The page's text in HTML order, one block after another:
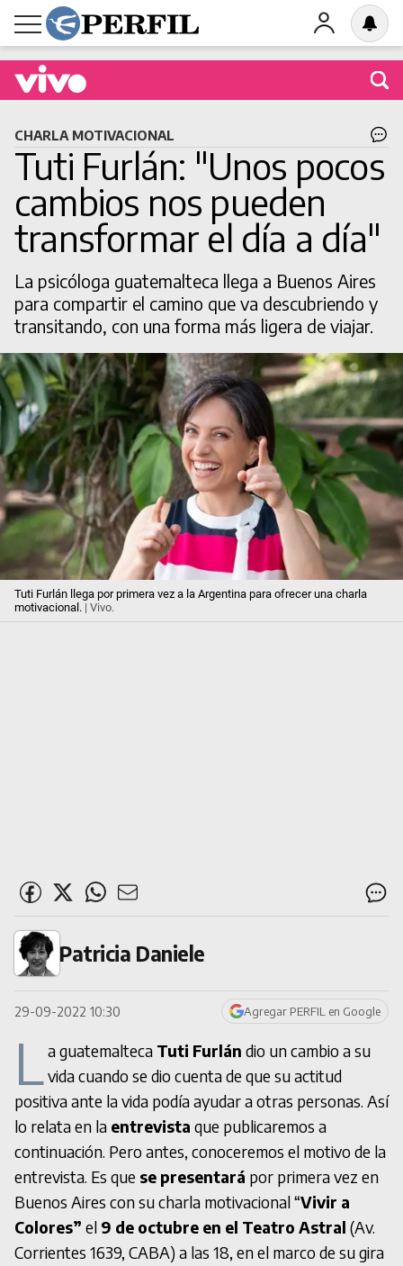
BUSCAR
CHARLA MOTIVACIONAL
Tuti Furlán: "Unos pocos
cambios nos pueden
transformar el día a día"
La psicóloga guatemalteca llega a Buenos Aires
para compartir el camino que va descubriendo y
transitando, con una forma más ligera de viajar.
Tuti Furlán llega por primera vez a la Argentina para ofrecer una charla
motivacional. | Vivo.
Patricia Daniele
29-09-2022 10:30 Agregar PERFIL en Google
La guatemalteca Tuti Furlán dio un cambio a su
vida cuando se dio cuenta de que su actitud
positiva ante la vida podía ayudar a otras personas. Así
lo relata en la entrevista que publicaremos a
continuación. Pero antes, conoceremos el motivo de la
entrevista. Es que se presentará por primera vez en
Buenos Aires con su charla motivacional “Vivir a
Colores” el 9 de octubre en el Teatro Astral (Av.
Corrientes 1639, CABA) a las 18, en el marco de su gira